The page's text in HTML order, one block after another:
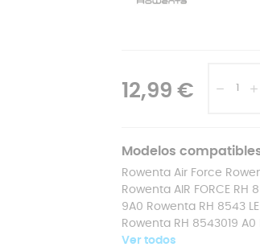
12,99 €
Modelos
Rowenta Air Force
Rowenta AIR FORCE RH
9A0 Rowenta RH 8543
Rowenta RH 8543019 A0
Ver todos